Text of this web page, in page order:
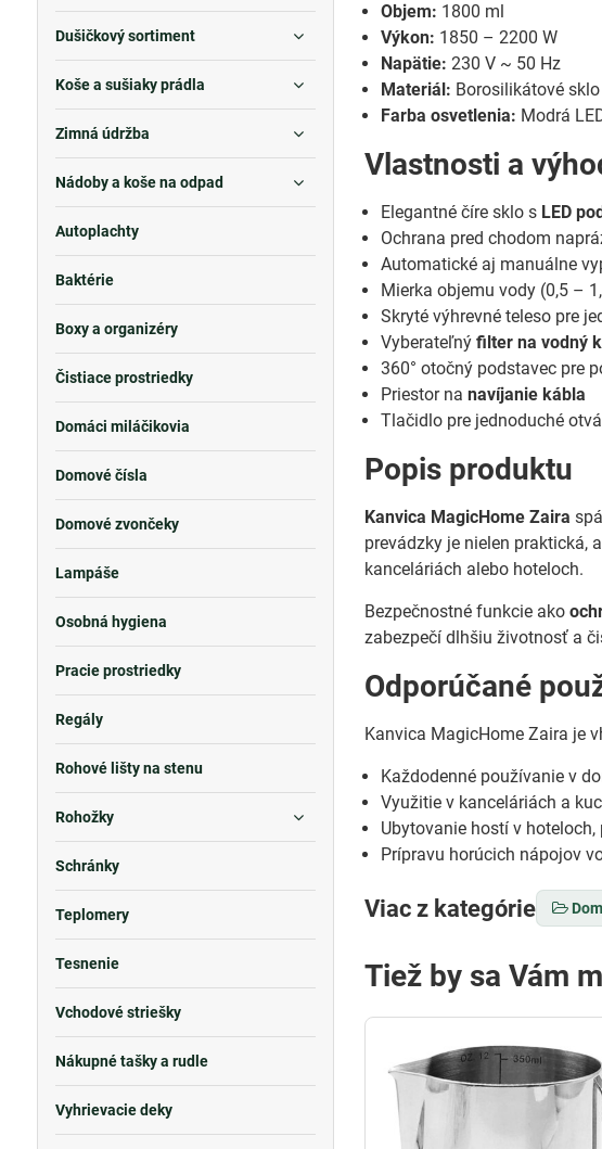
Objem: 1800 ml
Výkon: 1850 – 2200 W
Napätie: 230 V ~ 50 Hz
Materiál: Borosilikátové sklo
Farba osvetlenia: Modrá
Vlastnosti a
Elegantné číre sklo s LED
Ochrana pred chodom
Automatické aj manuálne
Mierka objemu vody (0,5 –
Skryté výhrevné teleso pre
Vyberateľnýfilter na vodný
360° otočný podstavec pre
Priestor nanavíjanie kábla
Tlačidlo pre jednoduché
Popis produktu
Kanvica MagicHome Zaira
prevádzky je nielen praktická,
kanceláriách alebo hoteloch.
Bezpečnostné funkcie ako
zabezpečí dlhšiu životnosť a
Odporúčané
Kanvica MagicHome Zaira je
Každodenné používanie v
Využitie v kanceláriách a
Ubytovanie hostí v
Prípravu horúcich nápojov
Viac z kategórie
Tiež by sa Vám
Dušičkový sortiment
Koše a sušiaky prádla
Zimná údržba
Nádoby a koše na odpad
Autoplachty
Baktérie
Boxy a organizéry
Čistiace prostriedky
Domáci miláčikovia
Domové čísla
Domové zvončeky
Lampáše
Osobná hygiena
Pracie prostriedky
Regály
Rohové lišty na stenu
Rohožky
Schránky
Teplomery
Tesnenie
Vchodové striešky
Nákupné tašky a rudle
Vyhrievacie deky